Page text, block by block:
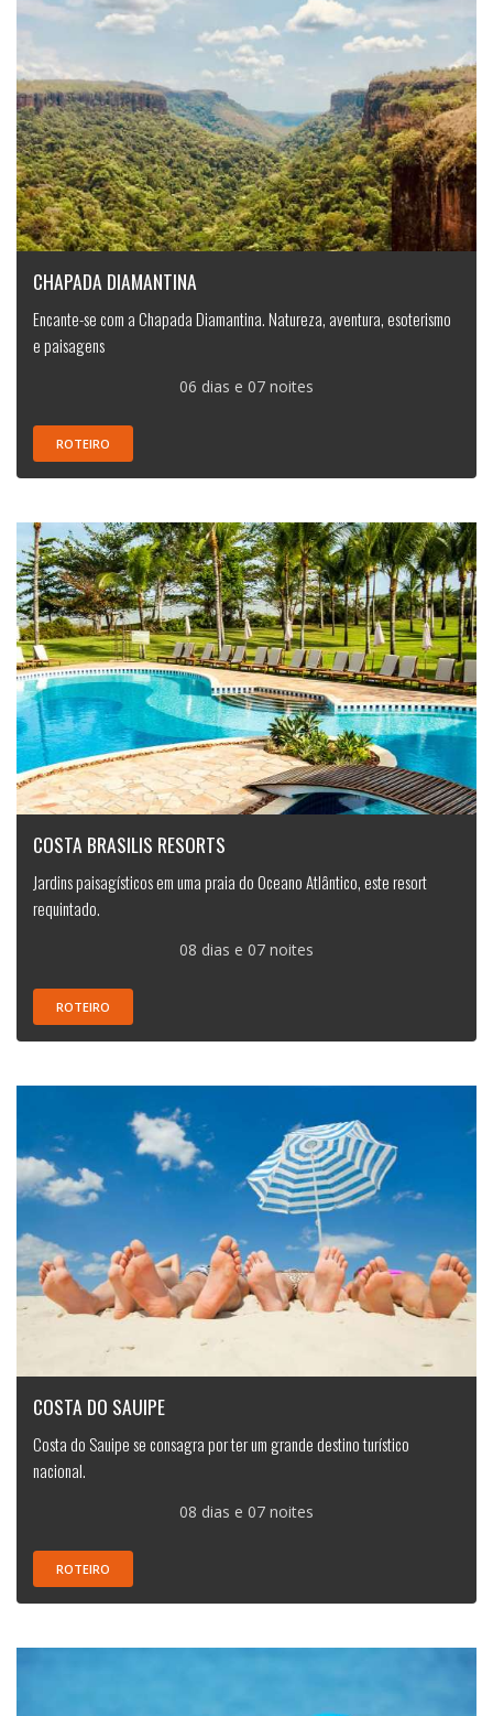
CHAPADA DIAMANTINA
Encante-se com a Chapada Diamantina. Natureza, aventura, esoterismo
e paisagens
06 dias e 07 noites
ROTEIRO
COSTA BRASILIS RESORTS
Jardins paisagísticos em uma praia do Oceano Atlântico, este resort
requintado.
08 dias e 07 noites
ROTEIRO
COSTA DO SAUIPE
Costa do Sauipe se consagra por ter um grande destino turístico
nacional.
08 dias e 07 noites
ROTEIRO